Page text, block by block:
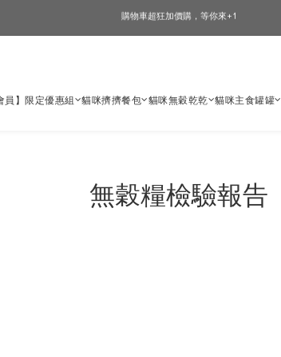
🎉加入會員即可享有驚喜優惠🎉
🎉加入會員即可享有驚喜優惠🎉
員】限定優惠組 貓咪擠擠餐包 貓咪無穀乾乾 貓咪主食罐罐
無穀糧檢驗報告